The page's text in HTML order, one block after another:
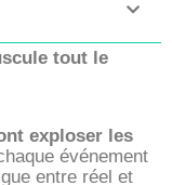
tout le
exploser les
événement
entre réel et